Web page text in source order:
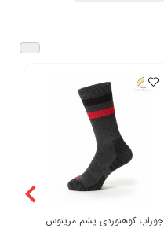
جوراب کوهنوردی پشم مرینوس